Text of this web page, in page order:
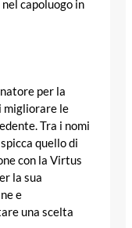
capoluogo in
per la
migliorare le
Tra i nomi
quello di
con la Virtus
la sua
e
una scelta